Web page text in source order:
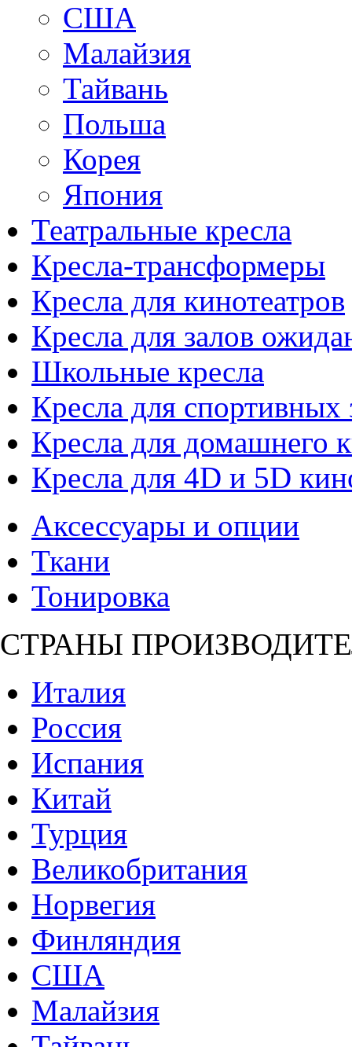
США
Малайзия
Тайвань
Польша
Корея
Япония
Театральные кресла
Кресла-трансформеры
Кресла для кинотеатров
Кресла для залов
Школьные кресла
Кресла для спортивных
Кресла для домашнего
Кресла для 4D и 5D
Аксессуары и опции
Ткани
Тонировка
СТРАНЫ
Италия
Россия
Испания
Китай
Турция
Великобритания
Норвегия
Финляндия
США
Малайзия